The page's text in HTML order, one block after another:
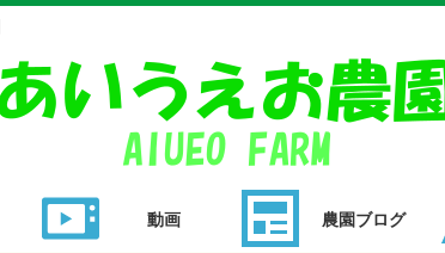
動画 農園ブログ